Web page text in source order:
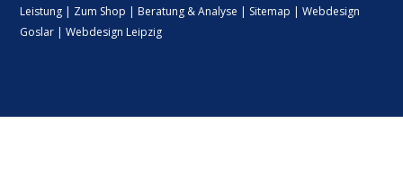
Leistung | Zum Shop | Beratung & Analyse | Sitemap | Webdesign
Goslar| Webdesign Leipzig